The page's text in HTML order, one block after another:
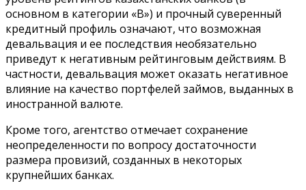
основном в категории «B») и прочный суверенный
кредитный профиль означают, что возможная
девальвация и ее последствия необязательно
приведут к негативным рейтинговым действиям. В
частности, девальвация может оказать негативное
влияние на качество портфелей займов, выданных в
иностранной валюте.
Кроме того, агентство отмечает сохранение
неопределенности по вопросу достаточности
размера провизий, созданных в некоторых
крупнейших банках.